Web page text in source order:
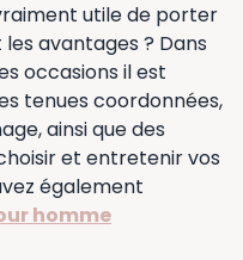
utile de porter
avantages ? Dans
occasions il est
tenues coordonnées,
ainsi que des
et entretenir vos
également
homme